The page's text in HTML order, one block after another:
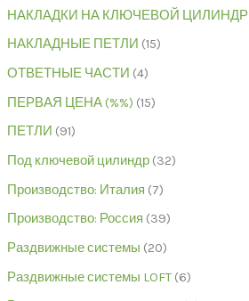
НАКЛАДКИ НА КЛЮЧЕВОЙ ЦИЛИНДР
НАКЛАДНЫЕ ПЕТЛИ 15
ОТВЕТНЫЕ ЧАСТИ 4
ПЕРВАЯ ЦЕНА (%%) 15
ПЕТЛИ 91
Под ключевой цилиндр 32
Производство: Италия 7
Производство: Россия 39
Раздвижные системы 20
Раздвижные системы LOFT 6